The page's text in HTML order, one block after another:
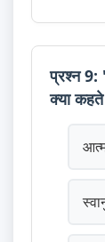
प्रश्न 9:
क्या